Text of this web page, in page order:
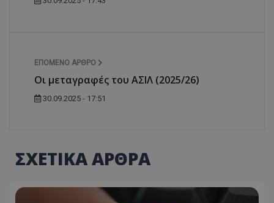
ΕΠΌΜΕΝΟ ΆΡΘΡΟ
Οι μεταγραφές του ΑΣΙΛ (2025/26)
30.09.2025 - 17:51
ΣΧΕΤΙΚΑ ΑΡΘΡΑ